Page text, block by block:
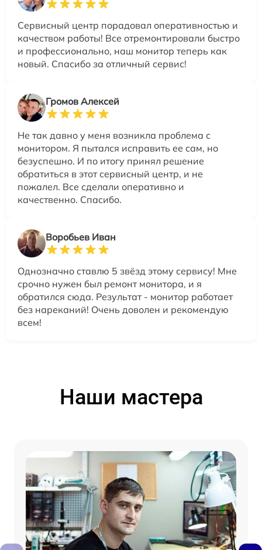
Сервисный центр порадовал оперативностью и
качеством работы! Все отремонтировали быстро
и профессионально, наш монитор теперь как
новый. Спасибо за отличный сервис!
Громов Алексей
Не так давно у меня возникла проблема с
монитором. Я пытался исправить ее сам, но
безуспешно. И по итогу принял решение
обратиться в этот сервисный центр, и не
пожалел. Все сделали оперативно и
качественно. Спасибо.
Воробьев Иван
Однозначно ставлю 5 звёзд этому сервису! Мне
срочно нужен был ремонт монитора, и я
обратился сюда. Результат - монитор работает
без нареканий! Очень доволен и рекомендую
всем!
Наши мастера